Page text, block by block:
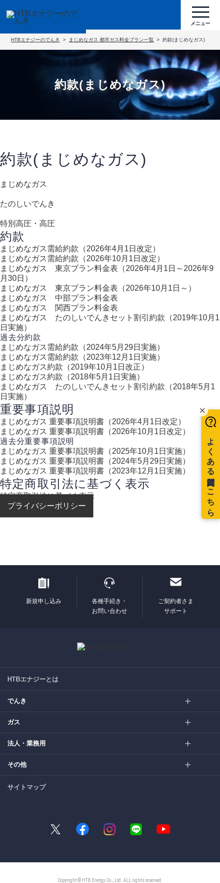
HTBエナジーのでんき まじめなガス 都市ガス料金プラン一覧 約款(まじめなガス)
約款(まじめなガス)
約款(まじめなガス)
まじめなガス
たのしいでんき
特別高圧・高圧
約款
まじめなガス需給約款（2026年4月1日改定）
まじめなガス需給約款（2026年10月1日改定）
まじめなガス 東京プラン料金表（2026年4月1日～2026年9
月30日）
まじめなガス 東京プラン料金表（2026年10月1日～）
まじめなガス 中部プラン料金表
まじめなガス 関西プラン料金表
まじめなガス たのしいでんきセット割引約款（2019年10月1
日実施）
過去分約款
まじめなガス需給約款（2024年5月29日実施）
まじめなガス需給約款（2023年12月1日実施）
まじめなガス約款（2019年10月1日改正）
まじめなガス約款（2018年5月1日実施）
まじめなガス たのしいでんきセット割引約款（2018年5月1
日実施）
重要事項説明
まじめなガス 重要事項説明書（2026年4月1日改定）
まじめなガス 重要事項説明書（2026年10月1日改定）
過去分重要事項説明
まじめなガス 重要事項説明書（2025年10月1日実施）
まじめなガス 重要事項説明書（2024年5月29日実施）
まじめなガス 重要事項説明書（2023年12月1日実施）
特定商取引法に基づく表示
特定商取引法に基づく表示
プライバシーポリシー
新規申し込み
各種手続き・
お問い合わせ
ご契約者さま
サポート
HTBエナジーとは
でんき
ガス
法人・業務用
その他
サイトマップ
Copyright © HTB Energy Co., Ltd. ALL rights reserved.